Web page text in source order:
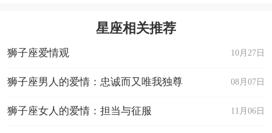
星座相关推荐
10月27日
狮子座爱情观
08月07日
狮子座男人的爱情：忠诚而又唯我独尊
11月06日
狮子座女人的爱情：担当与征服